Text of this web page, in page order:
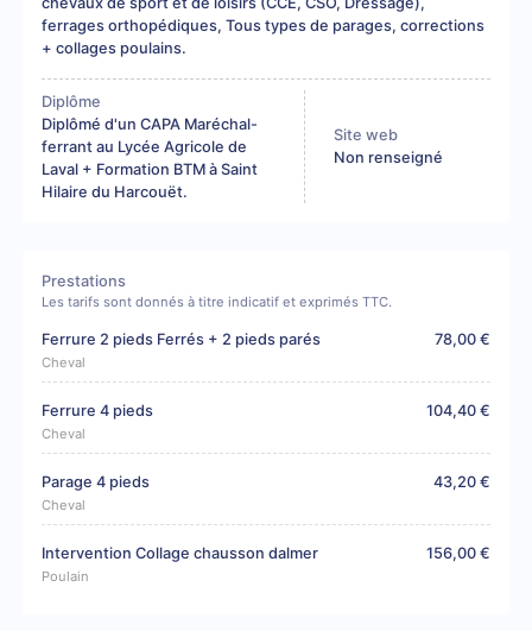
ferrages orthopédiques, Tous types de parages, corrections
+ collages poulains.
Diplôme
Diplômé d'un CAPA Maréchal-
ferrant au Lycée Agricole de
Laval + Formation BTM à Saint
Hilaire du Harcouët.
Site web
Non renseigné
Prestations
Les tarifs sont donnés à titre indicatif et exprimés TTC.
Ferrure 2 pieds Ferrés + 2 pieds parés
Cheval
78,00 €
Ferrure 4 pieds
Cheval
104,40 €
Parage 4 pieds
Cheval
43,20 €
Intervention Collage chausson dalmer
Poulain
156,00 €